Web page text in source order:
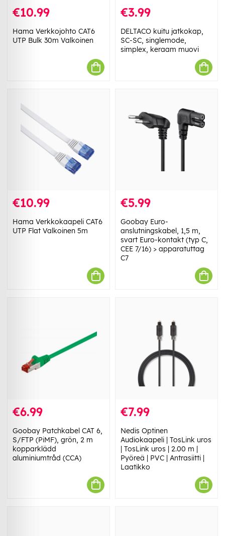
€10.99
Hama Verkkojohto CAT6
UTP Bulk 30m Valkoinen
€3.99
DELTACO kuitu jatkokap,
SC-SC, singlemode,
simplex, keraam muovi
€10.99
Hama Verkkokaapeli CAT6
UTP Flat Valkoinen 5m
€5.99
Goobay Euro-
anslutningskabel, 1,5 m,
svart Euro-kontakt (typ C,
CEE 7/16) > apparatuttag
C7
€6.99
Goobay Patchkabel CAT 6,
S/FTP (PiMF), grön, 2 m
kopparklädd
aluminiumtråd (CCA)
€7.99
Nedis Optinen
Audiokaapeli | TosLink uros
| TosLink uros | 2.00 m |
Pyöreä | PVC | Antrasiitti |
Laatikko